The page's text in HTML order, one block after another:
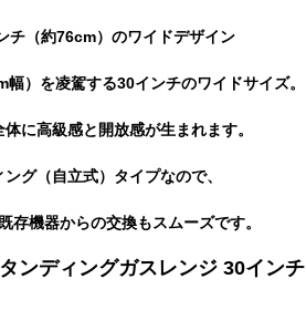
チ（約76cm）のワイドデザイン
）を凌駕する30インチのワイドサイズ。
に高級感と開放感が生まれます。
グ（自立式）タイプなので、
存機器からの交換もスムーズです。
ンディングガスレンジ 30インチ